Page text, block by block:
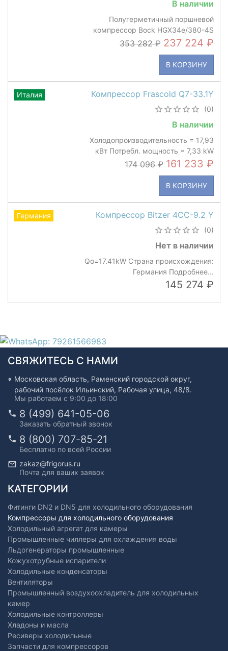
В наличии
Полугерметичный поршневой
компрессор Bock HGX34e/380-4S
353 282 237 224
В КОРЗИНУ
Компрессор Frascold Q7-33.1Y
(0)
В наличии
Холодопроизводительность = 17,93
кВт Потребл. мощность = 7,33 kW
174 096 161 233
В КОРЗИНУ
Италия
Компрессор Bitzer 4CC-9.2 Y
(0)
Нет в наличии
Qo=17.41kW Страна происхождения:
Германия Подробнее...
145 274
Германия
СВЯЖИТЕСЬ С НАМИ
Московская область, Раменский городской округ,
рабочий посёлок Ильинский, Рабочая улица, 48/8.
Мы работаем с 9:00 до 18:00
8 (499) 641-05-06
Заказать обратный звонок
8 (800) 707-85-21
Бесплатно по всей России
zakaz@frigorus.ru
Почта для ваших заявок
КАТЕГОРИИ
Фитинги DN2 и DN5 для холодильного оборудования
Компрессоры для холодильного оборудования
Холодильный агрегат для камеры
Промышленные чиллеры для охлаждения воды
Льдогенераторы промышленные
Кожухотрубные испарители
Холодильные конденсаторы
Вентиляторы
Промышленный воздухоохладитель для холодильных
камер
Холодильные контроллеры
Хладоны и масла
Ресиверы холодильные
Запчасти для компрессоров